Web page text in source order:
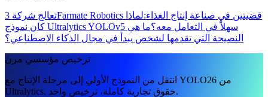
تعالج شركة 3Farmate Robotics قضيتين في صناعة إنتاج الغذاء:لماذا
كان نموذج Ultralytics YOLOv5 سهلاً في التعامل معه؟ما هي
النصيحة التي تقدمها لشخص يبدأ في مجال الذكاء الاصطناعي؟
ترخيص مؤسسي مرن
انتقل من النموذج الأولي إلى مرحلة الإنتاج مع YOLO26 من
Ultralytics. حقوق تجارية كاملة، ترخيص واحد.